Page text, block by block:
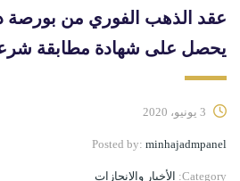
عقد الذهب الفوري من بورصة
يحصل على شهادة مطابقة
Posted by: minhajadmpanel
Category: الأخبار والإنجازات